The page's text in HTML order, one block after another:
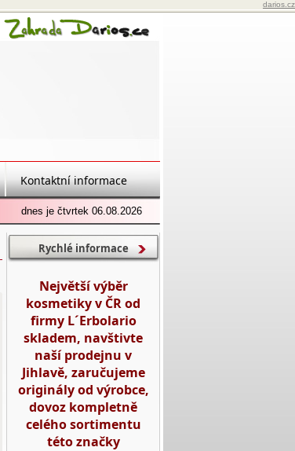
darios.cz
Kontaktní informace
dnes je čtvrtek 06.08.2026
Rychlé informace
Největší výběr
kosmetiky v ČR od
firmy L´Erbolario
skladem, navštivte
naší prodejnu v
Jihlavě, zaručujeme
originály od výrobce,
dovoz kompletně
celého sortimentu
této značky